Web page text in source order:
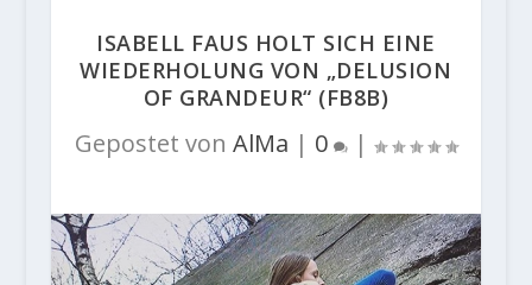
ISABELL FAUS HOLT SICH EINE
WIEDERHOLUNG VON „DELUSION
OF GRANDEUR“ (FB8B)
Gepostet von AlMa | 0 |